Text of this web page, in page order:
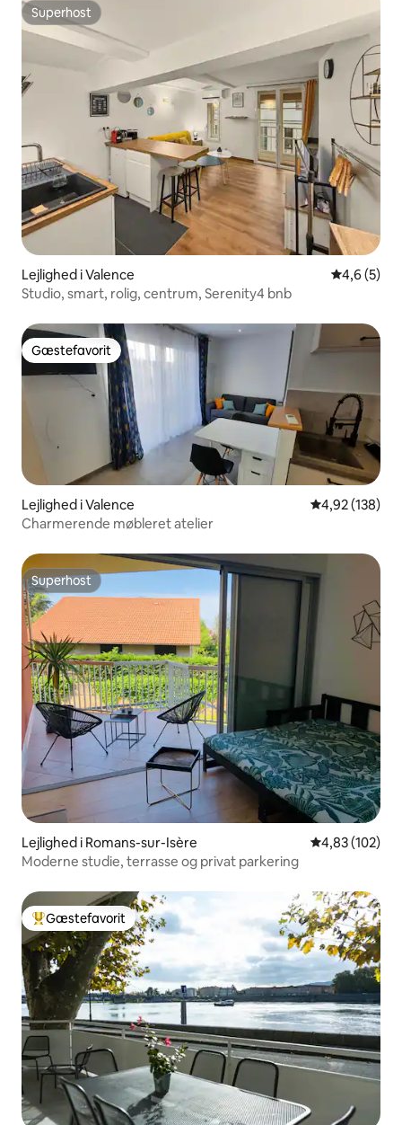
Superhost
Superhost
Lejlighed i Valence 4,6 ud af 5
4,6 (5)
Studio, smart, rolig, centrum, Serenity4 bnb
Gæstefavorit
Gæstefavorit
Lejlighed i Valence 4,92 ud af 5 i
4,92 (138)
Charmerende møbleret atelier
Superhost
Superhost
Lejlighed i Romans-sur-Isère 4,83 ud af 5 i
4,83 (102)
Moderne studie, terrasse og privat parkering
Bedste gæstefavorit
Gæstefavorit